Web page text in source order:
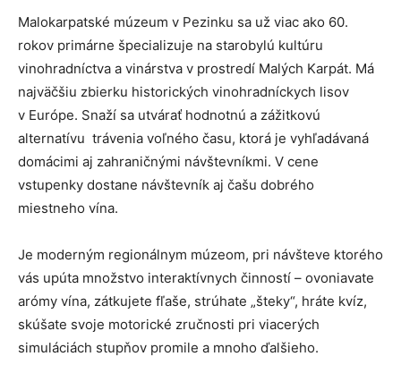
Malokarpatské múzeum v Pezinku sa už viac ako 60.
rokov primárne špecializuje na starobylú kultúru
vinohradníctva a vinárstva v prostredí Malých Karpát. Má
najväčšiu zbierku historických vinohradníckych lisov
v Európe. Snaží sa utvárať hodnotnú a zážitkovú
alternatívu trávenia voľného času, ktorá je vyhľadávaná
domácimi aj zahraničnými návštevníkmi. V cene
vstupenky dostane návštevník aj čašu dobrého
miestneho vína.
Je moderným regionálnym múzeom, pri návšteve ktorého
vás upúta množstvo interaktívnych činností – ovoniavate
arómy vína, zátkujete fľaše, strúhate „šteky“, hráte kvíz,
skúšate svoje motorické zručnosti pri viacerých
simuláciách stupňov promile a mnoho ďalšieho.